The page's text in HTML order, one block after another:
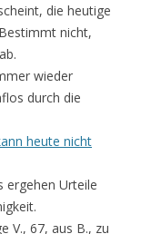
die heutige
nicht,
wieder
durch die
heute nicht
ergehen Urteile
V., 67, aus B., zu